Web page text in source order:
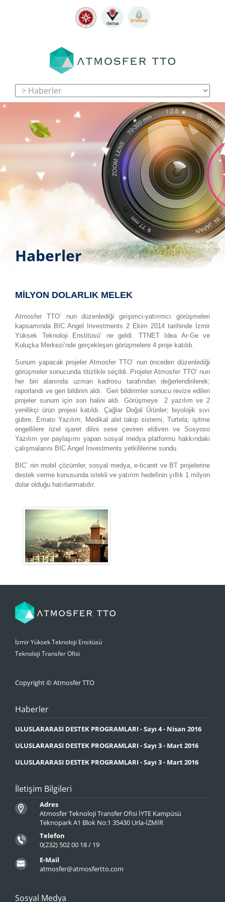
Haberler
MİLYON DOLARLIK MELEK
Atmosfer TTO’ nun düzenlediği girişimci-yatırımcı görüşmeleri
kapsamında BIC Angel Investments 2 Ekim 2014 tarihinde İzmir
Yüksek Teknoloji Enstitüsü’ ne geldi. TTNET Idea Ar-Ge ve
Kuluçka Merkezi’nde gerçekleşen görüşmelere 4 proje katıldı.
Sunum yapacak projeler Atmosfer TTO’ nun önceden düzenlediği
görüşmeler sonucunda titizlikle seçildi. Projeler Atmosfer TTO’ nun
her biri alanında uzman kadrosu tarafından değerlendirilerek;
raporlandı ve geri bildirim aldı. Geri bildirimler sonucu revize edilen
projeler sunum için son halini aldı. Görüşmeye 2 yazılım ve 2
yenilikçi ürün projesi katıldı. Çağlar Doğal Ürünler; biyolojik sıvı
gübre, Emato Yazılım; Medikal alet takip sistemi, Turtela; işitme
engellilere özel işaret dilini sese çeviren eldiven ve Sosyoso
Yazılım yer paylaşımı yapan sosyal medya platformu hakkındaki
çalışmalarını BIC Angel Investments yetkililerine sundu.
BIC’ nin mobil çözümler, sosyal medya, e-ticaret ve BT projelerine
destek verme konusunda istekli ve yatırım hedefinin yıllık 1 milyon
dolar olduğu hatırlanmalıdır.
İzmir Yüksek Teknoloji Ensitüsü
Teknoloji Transfer Ofisi
Copyright © Atmosfer TTO
Haberler
ULUSLARARASI DESTEK PROGRAMLARI - Sayı 4 - Nisan 2016
ULUSLARARASI DESTEK PROGRAMLARI - Sayı 3 - Mart 2016
ULUSLARARASI DESTEK PROGRAMLARI - Sayı 3 - Mart 2016
İletişim Bilgileri
Adres
Atmosfer Teknoloji Transfer Ofisi İYTE Kampüsü
Teknopark A1 Blok No:1 35430 Urla-İZMİR
Telefon
0(232) 502 00 18 / 19
E-Mail
atmosfer@atmosfertto.com
Sosyal Medya